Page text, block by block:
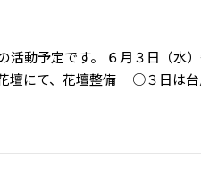
活動予定です。 ６月３日（水
壇にて、花壇整備 ○３日は